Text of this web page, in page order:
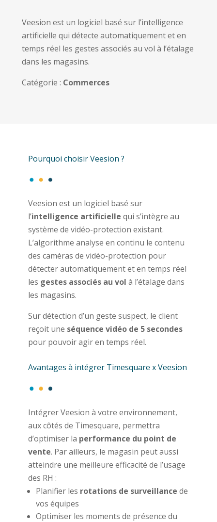
Veesion est un logiciel basé sur l’intelligence
artificielle qui détecte automatiquement et en
temps réel les gestes associés au vol à l’étalage
dans les magasins.
Catégorie : Commerces
Pourquoi choisir Veesion ?
Veesion est un logiciel basé sur
l’intelligence artificielle qui s’intègre au
système de vidéo-protection existant.
L’algorithme analyse en continu le contenu
des caméras de vidéo-protection pour
détecter automatiquement et en temps réel
les gestes associés au vol à l’étalage dans
les magasins.
Sur détection d’un geste suspect, le client
reçoit une séquence vidéo de 5 secondes
pour pouvoir agir en temps réel.
Avantages à intégrer Timesquare x Veesion
Intégrer Veesion à votre environnement,
aux côtés de Timesquare, permettra
d’optimiser la performance du point de
vente. Par ailleurs, le magasin peut aussi
atteindre une meilleure efficacité de l’usage
des RH :
Planifier les rotations de surveillance de
vos équipes
Optimiser les moments de présence du